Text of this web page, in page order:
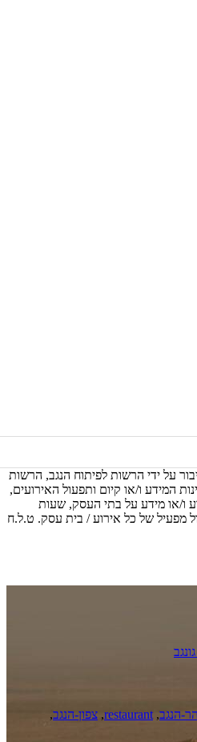
על ידי הרשות לפיתוח הנגב, הרשות
המידע ו/או קיום ותפעול האירועים,
ו/או מידע על בתי העסק, שעות
מפעיל של כל אירוע / בית עסק. ט.ל.ח
,
restaurant
, צפון-הנגב,